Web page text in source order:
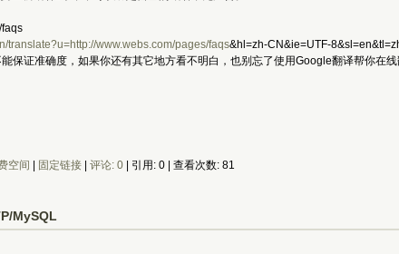
translate?u=http://www.webs.com/pages/faqs&hl=zh-CN&ie=UTF-
证准确度，如果你还有其它地方看不明白，也别忘了使用Google翻译帮你在线
空间 固定链接| 评论: 0| 引用: 0 | 查看次数: 81
MySQL